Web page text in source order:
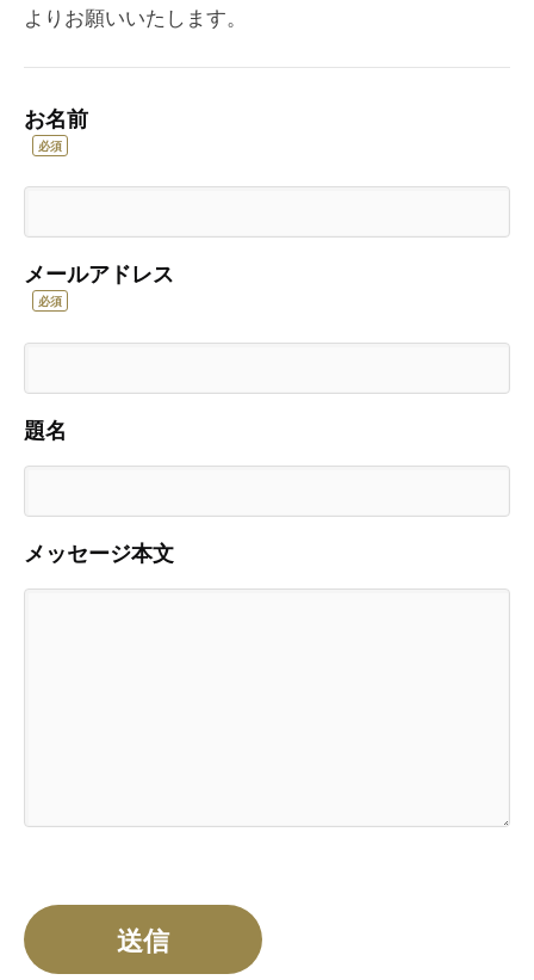
よりお願いいたします。
お名前
必須
メールアドレス
必須
題名
メッセージ本文